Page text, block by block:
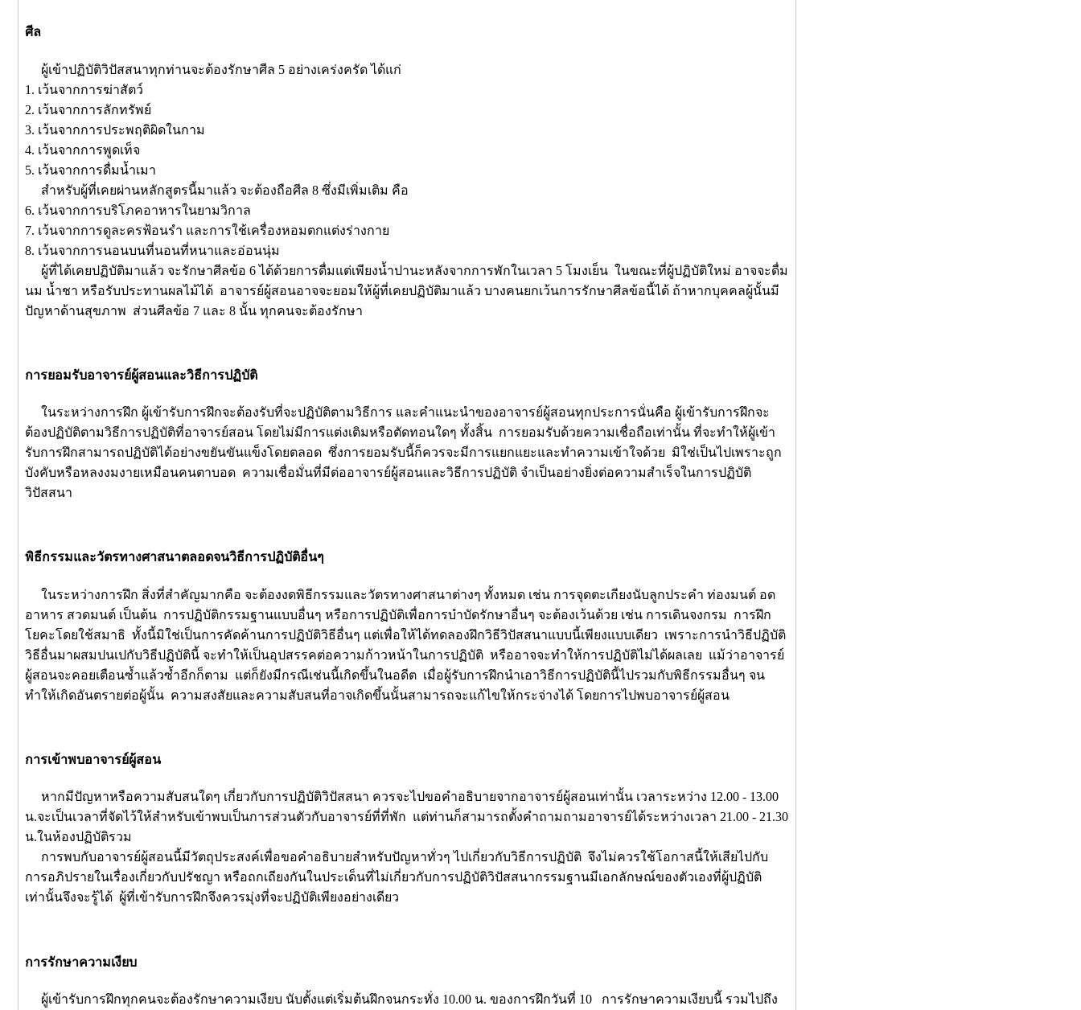
ศีล
ผู้เข้าปฏิบัติวิปัสสนาทุกท่านจะต้องรักษาศีล 5 อย่างเคร่งครัด ได้แก่
1. เว้นจากการฆ่าสัตว์
2. เว้นจากการลักทรัพย์
3. เว้นจากการประพฤติผิดในกาม
4. เว้นจากการพูดเท็จ
5. เว้นจากการดื่มน้ำเมา
สำหรับผู้ที่เคยผ่านหลักสูตรนี้มาแล้ว จะต้องถือศีล 8 ซึ่งมีเพิ่มเติม คือ
6. เว้นจากการบริโภคอาหารในยามวิกาล
7. เว้นจากการดูละครฟ้อนรำ และการใช้เครื่องหอมตกแต่งร่างกาย
8. เว้นจากการนอนบนที่นอนที่หนาและอ่อนนุ่ม
ผู้ที่ได้เคยปฏิบัติมาแล้ว จะรักษาศีลข้อ 6 ได้ด้วยการดื่มแต่เพียงน้ำปานะหลังจากการพักในเวลา 5 โมงเย็น ในขณะที่ผู้ปฏิบัติใหม่ อาจจะดื่ม
นม น้ำชา หรือรับประทานผลไม้ได้ อาจารย์ผู้สอนอาจจะยอมให้ผู้ที่เคยปฏิบัติมาแล้ว บางคนยกเว้นการรักษาศีลข้อนี้ได้ ถ้าหากบุคคลผู้นั้นมี
ปัญหาด้านสุขภาพ ส่วนศีลข้อ 7 และ 8 นั้น ทุกคนจะต้องรักษา
การยอมรับอาจารย์ผู้สอนและวิธีการปฏิบัติ
ในระหว่างการฝึก ผู้เข้ารับการฝึกจะต้องรับที่จะปฏิบัติตามวิธีการ และคำแนะนำของอาจารย์ผู้สอนทุกประการนั่นคือ ผู้เข้ารับการฝึกจะ
ต้องปฏิบัติตามวิธีการปฏิบัติที่อาจารย์สอน โดยไม่มีการแต่งเติมหรือตัดทอนใดๆ ทั้งสิ้น การยอมรับด้วยความเชื่อถือเท่านั้น ที่จะทำให้ผู้เข้า
รับการฝึกสามารถปฏิบัติได้อย่างขยันขันแข็งโดยตลอด ซึ่งการยอมรับนี้ก็ควรจะมีการแยกแยะและทำความเข้าใจด้วย มิใช่เป็นไปเพราะถูก
บังคับหรือหลงงมงายเหมือนคนตาบอด ความเชื่อมั่นที่มีต่ออาจารย์ผู้สอนและวิธีการปฏิบัติ จำเป็นอย่างยิ่งต่อความสำเร็จในการปฏิบัติ
วิปัสสนา
พิธีกรรมและวัตรทางศาสนาตลอดจนวิธีการปฏิบัติอื่นๆ
ในระหว่างการฝึก สิ่งที่สำคัญมากคือ จะต้องงดพิธีกรรมและวัตรทางศาสนาต่างๆ ทั้งหมด เช่น การจุดตะเกียงนับลูกประคำ ท่องมนต์ อด
อาหาร สวดมนต์ เป็นต้น การปฏิบัติกรรมฐานแบบอื่นๆ หรือการปฏิบัติเพื่อการบำบัดรักษาอื่นๆ จะต้องเว้นด้วย เช่น การเดินจงกรม การฝึก
โยคะโดยใช้สมาธิ ทั้งนี้มิใช่เป็นการคัดค้านการปฏิบัติวิธีอื่นๆ แต่เพื่อให้ได้ทดลองฝึกวิธีวิปัสสนาแบบนี้เพียงแบบเดียว เพราะการนำวิธีปฏิบัติ
วิธีอื่นมาผสมปนเปกับวิธีปฏิบัตินี้ จะทำให้เป็นอุปสรรคต่อความก้าวหน้าในการปฏิบัติ หรืออาจจะทำให้การปฏิบัติไม่ได้ผลเลย แม้ว่าอาจารย์
ผู้สอนจะคอยเตือนซ้ำแล้วซ้ำอีกก็ตาม แต่ก็ยังมีกรณีเช่นนี้เกิดขึ้นในอดีต เมื่อผู้รับการฝึกนำเอาวิธีการปฏิบัตินี้ไปรวมกับพิธีกรรมอื่นๆ จน
ทำให้เกิดอันตรายต่อผู้นั้น ความสงสัยและความสับสนที่อาจเกิดขึ้นนั้นสามารถจะแก้ไขให้กระจ่างได้ โดยการไปพบอาจารย์ผู้สอน
การเข้าพบอาจารย์ผู้สอน
หากมีปัญหาหรือความสับสนใดๆ เกี่ยวกับการปฏิบัติวิปัสสนา ควรจะไปขอคำอธิบายจากอาจารย์ผู้สอนเท่านั้น เวลาระหว่าง 12.00 - 13.00
น.จะเป็นเวลาที่จัดไว้ให้สำหรับเข้าพบเป็นการส่วนตัวกับอาจารย์ที่ที่พัก แต่ท่านก็สามารถตั้งคำถามถามอาจารย์ได้ระหว่างเวลา 21.00 - 21.30
น.ในห้องปฏิบัติรวม
การพบกับอาจารย์ผู้สอนนี้มีวัตถุประสงค์เพื่อขอคำอธิบายสำหรับปัญหาทั่วๆ ไปเกี่ยวกับวิธีการปฏิบัติ จึงไม่ควรใช้โอกาสนี้ให้เสียไปกับ
การอภิปรายในเรื่องเกี่ยวกับปรัชญา หรือถกเถียงกันในประเด็นที่ไม่เกี่ยวกับการปฏิบัติวิปัสสนากรรมฐานมีเอกลักษณ์ของตัวเองที่ผู้ปฏิบัติ
เท่านั้นจึงจะรู้ได้ ผู้ที่เข้ารับการฝึกจึงควรมุ่งที่จะปฏิบัติเพียงอย่างเดียว
การรักษาความเงียบ
ผู้เข้ารับการฝึกทุกคนจะต้องรักษาความเงียบ นับตั้งแต่เริ่มต้นฝึกจนกระทั่ง 10.00 น. ของการฝึกวันที่ 10 การรักษาความเงียบนี้ รวมไปถึง